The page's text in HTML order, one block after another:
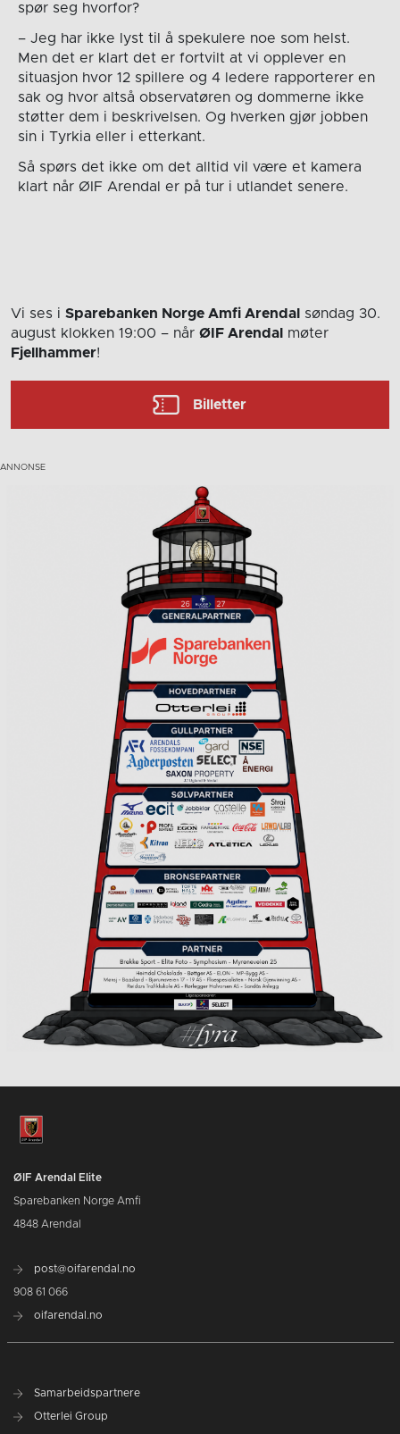
spør seg hvorfor?
– Jeg har ikke lyst til å spekulere noe som helst.
Men det er klart det er fortvilt at vi opplever en
situasjon hvor 12 spillere og 4 ledere rapporterer en
sak og hvor altså observatøren og dommerne ikke
støtter dem i beskrivelsen. Og hverken gjør jobben
sin i Tyrkia eller i etterkant.
Så spørs det ikke om det alltid vil være et kamera
klart når ØIF Arendal er på tur i utlandet senere.
Vi ses i Sparebanken Norge Amfi Arendal
søndag 30.
august klokken 19:00 – når ØIF Arendal
møter
Fjellhammer!
Billetter
ØIF Arendal Elite
Sparebanken Norge Amfi
4848 Arendal
post@oifarendal.no
908 61 066
oifarendal.no
Samarbeidspartnere
Otterlei Group